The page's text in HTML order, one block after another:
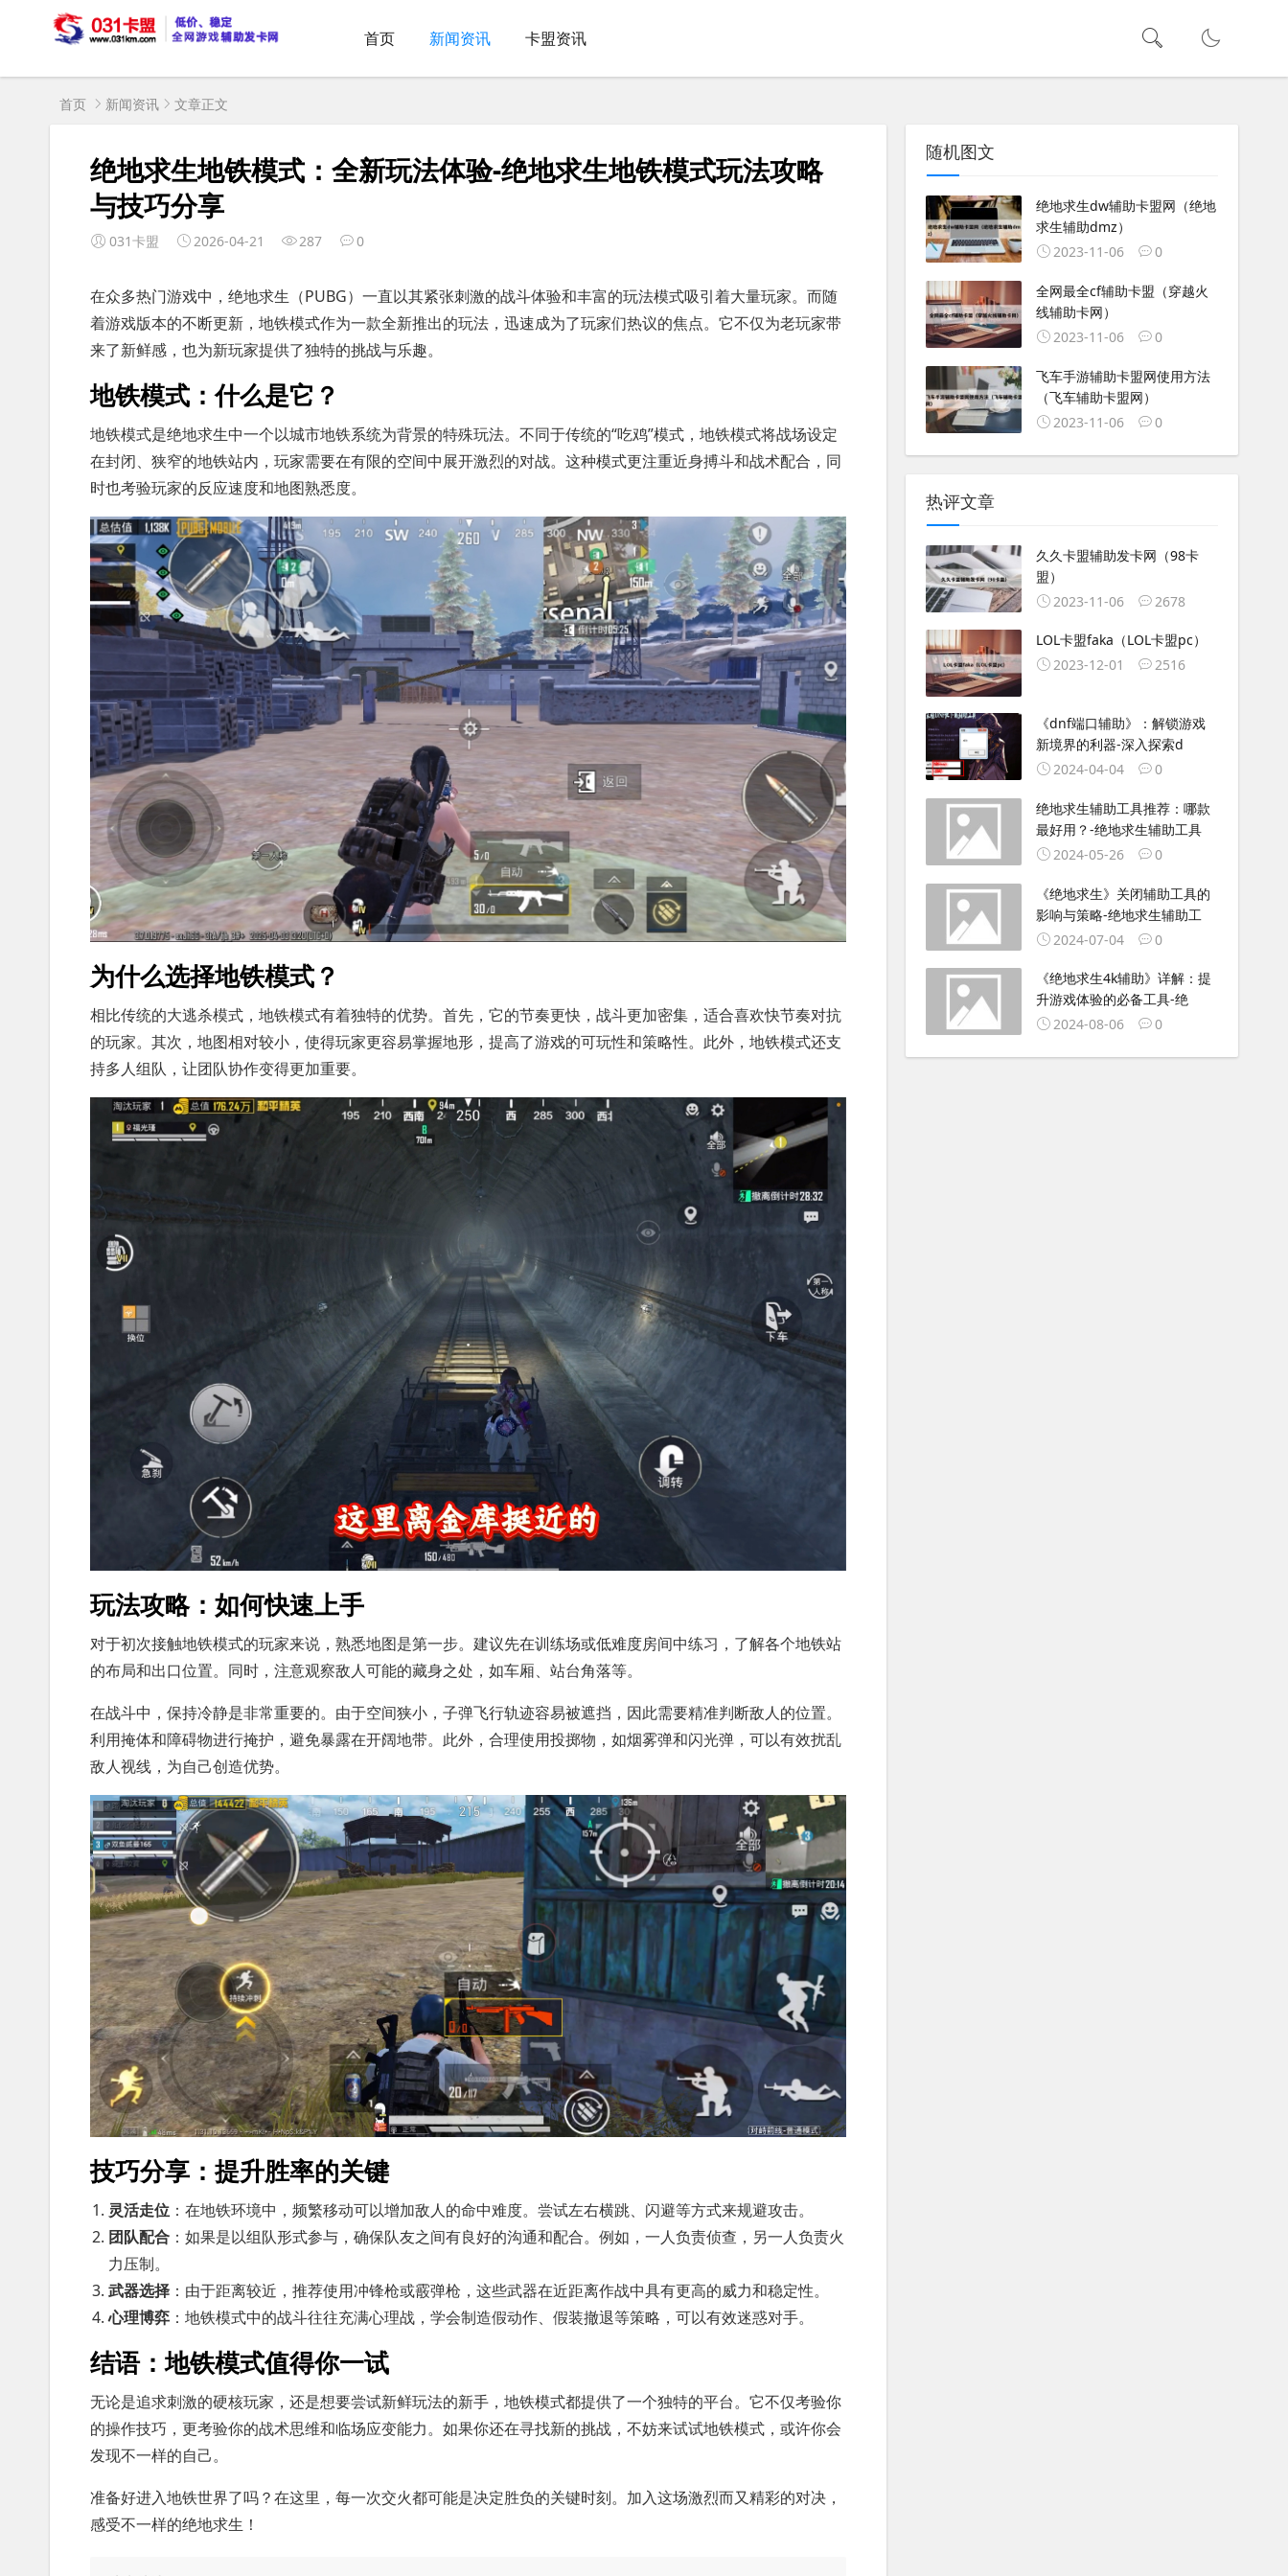
首页 新闻资讯 卡盟资讯
首页 新闻资讯 文章正文
绝地求生地铁模式：全新玩法体验-绝地求生地铁模式玩法攻略
与技巧分享
031卡盟 2026-04-21 287 0
在众多热门游戏中，绝地求生（PUBG）一直以其紧张刺激的战斗体验和丰富的玩法模式吸引着大量玩家。而随
着游戏版本的不断更新，地铁模式作为一款全新推出的玩法，迅速成为了玩家们热议的焦点。它不仅为老玩家带
来了新鲜感，也为新玩家提供了独特的挑战与乐趣。
地铁模式：什么是它？
地铁模式是绝地求生中一个以城市地铁系统为背景的特殊玩法。不同于传统的“吃鸡”模式，地铁模式将战场设定
在封闭、狭窄的地铁站内，玩家需要在有限的空间中展开激烈的对战。这种模式更注重近身搏斗和战术配合，同
时也考验玩家的反应速度和地图熟悉度。
为什么选择地铁模式？
相比传统的大逃杀模式，地铁模式有着独特的优势。首先，它的节奏更快，战斗更加密集，适合喜欢快节奏对抗
的玩家。其次，地图相对较小，使得玩家更容易掌握地形，提高了游戏的可玩性和策略性。此外，地铁模式还支
持多人组队，让团队协作变得更加重要。
玩法攻略：如何快速上手
对于初次接触地铁模式的玩家来说，熟悉地图是第一步。建议先在训练场或低难度房间中练习，了解各个地铁站
的布局和出口位置。同时，注意观察敌人可能的藏身之处，如车厢、站台角落等。
在战斗中，保持冷静是非常重要的。由于空间狭小，子弹飞行轨迹容易被遮挡，因此需要精准判断敌人的位置。
利用掩体和障碍物进行掩护，避免暴露在开阔地带。此外，合理使用投掷物，如烟雾弹和闪光弹，可以有效扰乱
敌人视线，为自己创造优势。
技巧分享：提升胜率的关键
灵活走位 ：在地铁环境中，频繁移动可以增加敌人的命中难度。尝试左右横跳、闪避等方式来规避攻击。
团队配合 ：如果是以组队形式参与，确保队友之间有良好的沟通和配合。例如，一人负责侦查，另一人负责火
力压制。
武器选择 ：由于距离较近，推荐使用冲锋枪或霰弹枪，这些武器在近距离作战中具有更高的威力和稳定性。
心理博弈 ：地铁模式中的战斗往往充满心理战，学会制造假动作、假装撤退等策略，可以有效迷惑对手。
结语：地铁模式值得你一试
无论是追求刺激的硬核玩家，还是想要尝试新鲜玩法的新手，地铁模式都提供了一个独特的平台。它不仅考验你
的操作技巧，更考验你的战术思维和临场应变能力。如果你还在寻找新的挑战，不妨来试试地铁模式，或许你会
发现不一样的自己。
准备好进入地铁世界了吗？在这里，每一次交火都可能是决定胜负的关键时刻。加入这场激烈而又精彩的对决，
感受不一样的绝地求生！
随机图文
绝地求生dw辅助卡盟网（绝地
求生辅助dmz）
2023-11-06
0
全网最全cf辅助卡盟（穿越火
线辅助卡网）
2023-11-06
0
飞车手游辅助卡盟网使用方法
（飞车辅助卡盟网）
2023-11-06
0
热评文章
久久卡盟辅助发卡网（98卡
盟）
2023-11-06
2678
LOL卡盟faka（LOL卡盟pc）
2023-12-01
2516
《dnf端口辅助》：解锁游戏
新境界的利器-深入探索d
2024-04-04
0
绝地求生辅助工具推荐：哪款
最好用？-绝地求生辅助工具
2024-05-26
0
《绝地求生》关闭辅助工具的
影响与策略-绝地求生辅助工
2024-07-04
0
《绝地求生4k辅助》详解：提
升游戏体验的必备工具-绝
2024-08-06
0